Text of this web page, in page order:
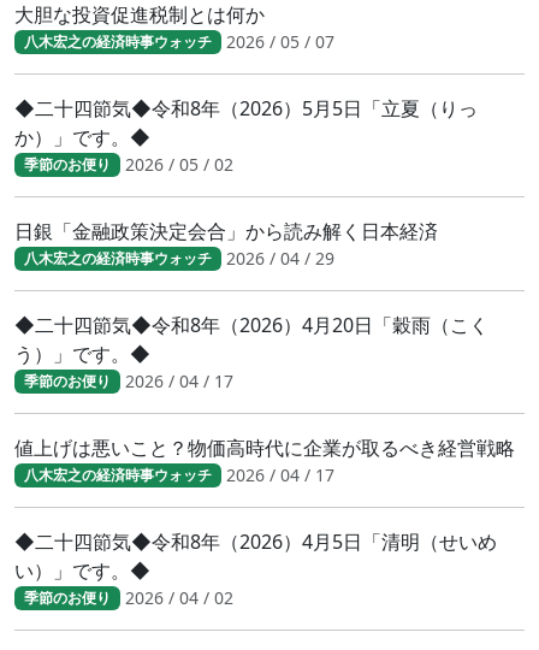
大胆な投資促進税制とは何か
八木宏之の経済時事ウォッチ 2026 / 05 / 07
◆二十四節気◆令和8年（2026）5月5日「立夏（りっ
か）」です。◆
季節のお便り 2026 / 05 / 02
日銀「金融政策決定会合」から読み解く日本経済
八木宏之の経済時事ウォッチ 2026 / 04 / 29
◆二十四節気◆令和8年（2026）4月20日「穀雨（こく
う）」です。◆
季節のお便り 2026 / 04 / 17
値上げは悪いこと？物価高時代に企業が取るべき経営戦略
八木宏之の経済時事ウォッチ 2026 / 04 / 17
◆二十四節気◆令和8年（2026）4月5日「清明（せいめ
い）」です。◆
季節のお便り 2026 / 04 / 02